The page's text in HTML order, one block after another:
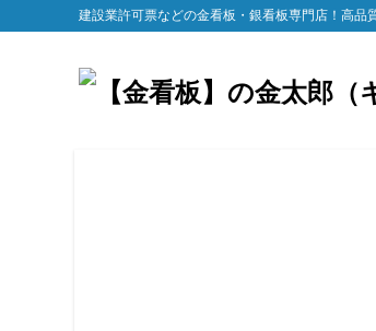
建設業許可票などの金看板・銀看板専門店！高